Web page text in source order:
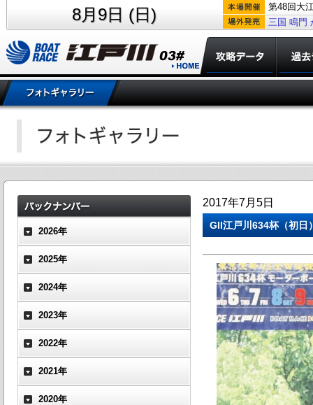
8月9日 (日)
第48回大
三国 鳴門
2026年
2025年
2024年
2023年
2022年
2021年
2020年
2017年7月5日
GII江戸川634杯（初日